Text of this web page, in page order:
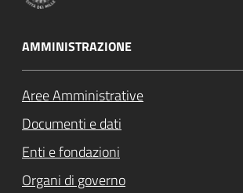
AMMINISTRAZIONE
Aree Amministrative
Documenti e dati
Enti e fondazioni
Organi di governo